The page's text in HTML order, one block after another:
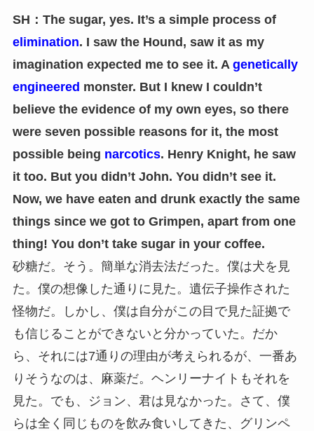
SH：The sugar, yes. It’s a simple process of
elimination. I saw the Hound, saw it as my
imagination expected me to see it. A genetically
engineered monster. But I knew I couldn’t
believe the evidence of my own eyes, so there
were seven possible reasons for it, the most
possible being narcotics. Henry Knight, he saw
it too. But you didn’t John. You didn’t see it.
Now, we have eaten and drunk exactly the same
things since we got to Grimpen, apart from one
thing! You don’t take sugar in your coffee.
砂糖だ。そう。簡単な消去法だった。僕は犬を見
た。僕の想像した通りに見た。遺伝子操作された
怪物だ。しかし、僕は自分がこの目で見た証拠で
も信じることができないと分かっていた。だか
ら、それには7通りの理由が考えられるが、一番あ
りそうなのは、麻薬だ。ヘンリーナイトもそれを
見た。でも、ジョン、君は見なかった。さて、僕
らは全く同じものを飲み食いしてきた、グリンペ